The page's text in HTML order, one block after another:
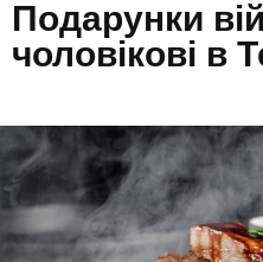
Подарунки
чоловікові в